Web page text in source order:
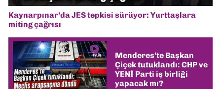
Kaynarpınar’da JES tepkisi sürüyor: Yurttaşlara
miting çağrısı
Menderes’te Başkan
Çiçek tutuklandı: CHP ve
YENİ Parti iş birliği
yapacak mı?